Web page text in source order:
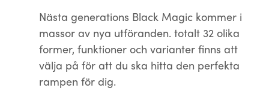
Nästa generations Black Magic kommer i
massor av nya utföranden. totalt 32 olika
former, funktioner och varianter finns att
välja på för att du ska hitta den perfekta
rampen för dig.